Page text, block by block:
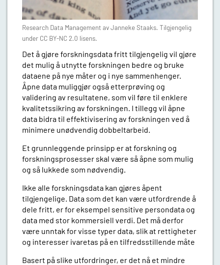
Research Data Management av Janneke Staaks. Tilgjengelig
under CC BY-NC 2.0 lisens.
Det å gjøre forskningsdata fritt tilgjengelig vil gjøre
det mulig å utnytte forskningen bedre og bruke
dataene på nye måter og i nye sammenhenger.
Åpne data muliggjør også etterprøving og
validering av resultatene, som vil føre til enklere
kvalitetssikring av forskningen. I tillegg vil åpne
data bidra til effektivisering av forskningen ved å
minimere unødvendig dobbeltarbeid.
Et grunnleggende prinsipp er at forskning og
forskningsprosesser skal være så åpne som mulig
og så lukkede som nødvendig.
Ikke alle forskningsdata kan gjøres åpent
tilgjengelige. Data som det kan være utfordrende å
dele fritt, er for eksempel sensitive persondata og
data med stor kommersiell verdi. Det må derfor
være unntak for visse typer data, slik at rettigheter
og interesser ivaretas på en tilfredsstillende måte
Basert på slike utfordringer, er det nå et mindre